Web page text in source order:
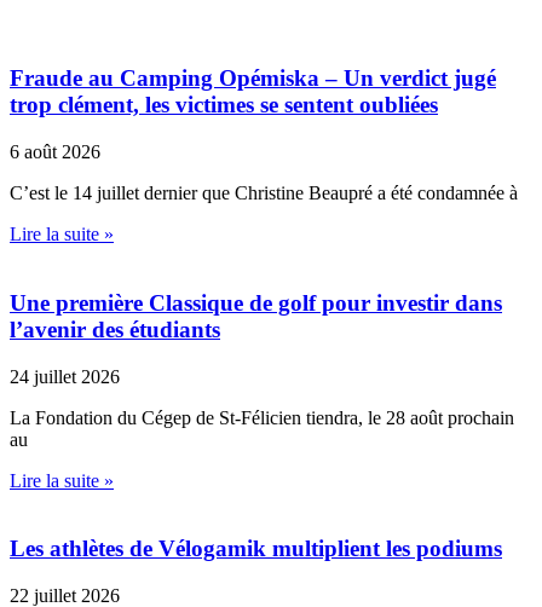
Fraude au Camping Opémiska – Un verdict jugé
trop clément, les victimes se sentent oubliées
6 août 2026
C’est le 14 juillet dernier que Christine Beaupré a été condamnée à
Lire la suite »
Une première Classique de golf pour investir dans
l’avenir des étudiants
24 juillet 2026
La Fondation du Cégep de St-Félicien tiendra, le 28 août prochain
au
Lire la suite »
Les athlètes de Vélogamik multiplient les podiums
22 juillet 2026